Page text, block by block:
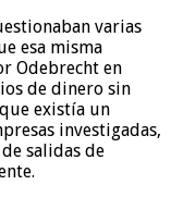
varias
esa misma
Odebrecht en
de dinero sin
existía un
investigadas,
salidas de